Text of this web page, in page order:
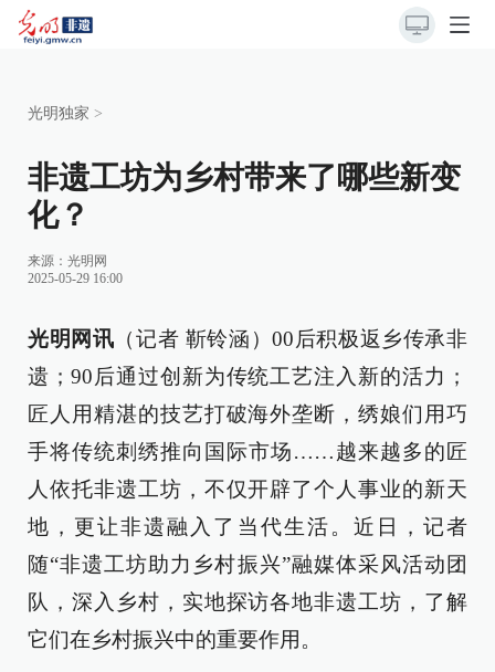
光明独家 >
非遗工坊为乡村带来了哪些新变
化？
来源： 光明网
2025-05-29 16:00
光明网讯 （记者 靳铃涵）00后积极返乡传承非
遗；90后通过创新为传统工艺注入新的活力；
匠人用精湛的技艺打破海外垄断，绣娘们用巧
手将传统刺绣推向国际市场……越来越多的匠
人依托非遗工坊，不仅开辟了个人事业的新天
地，更让非遗融入了当代生活。近日，记者
随“非遗工坊助力乡村振兴”融媒体采风活动团
队，深入乡村，实地探访各地非遗工坊，了解
它们在乡村振兴中的重要作用。